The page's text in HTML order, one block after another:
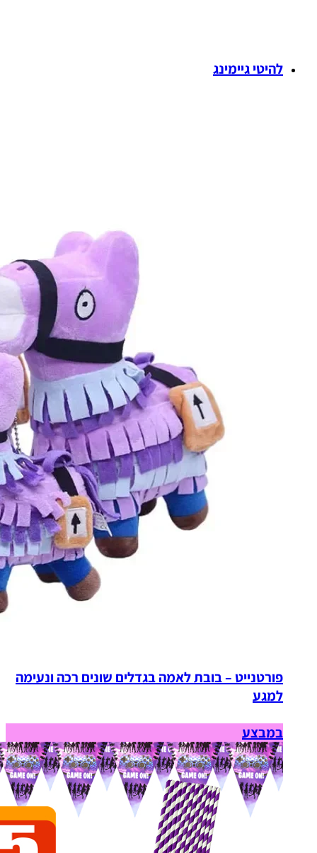
להיטי גיימינג
פורטנייט – בובת לאמה בגדלים שונים רכה ונעימה
למגע
במבצע